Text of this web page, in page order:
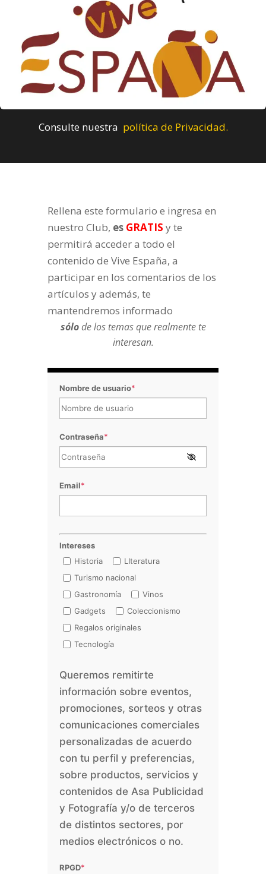
Consulte nuestra política de Privacidad.
Rellena este formulario e ingresa en
nuestro Club, es GRATIS y te
permitirá acceder a todo el
contenido de Vive España, a
participar en los comentarios de los
artículos y además, te
mantendremos informado
sólode los temas que realmente te
interesan.
Nombre de usuario*
Contraseña*
Email*
Intereses
Historia
LIteratura
Turismo nacional
Gastronomía
Vinos
Gadgets
Coleccionismo
Regalos originales
Tecnología
Queremos remitirte
información sobre eventos,
promociones, sorteos y otras
comunicaciones comerciales
personalizadas de acuerdo
con tu perfil y preferencias,
sobre productos, servicios y
contenidos de Asa Publicidad
y Fotografía y/o de terceros
de distintos sectores, por
medios electrónicos o no.
RPGD*